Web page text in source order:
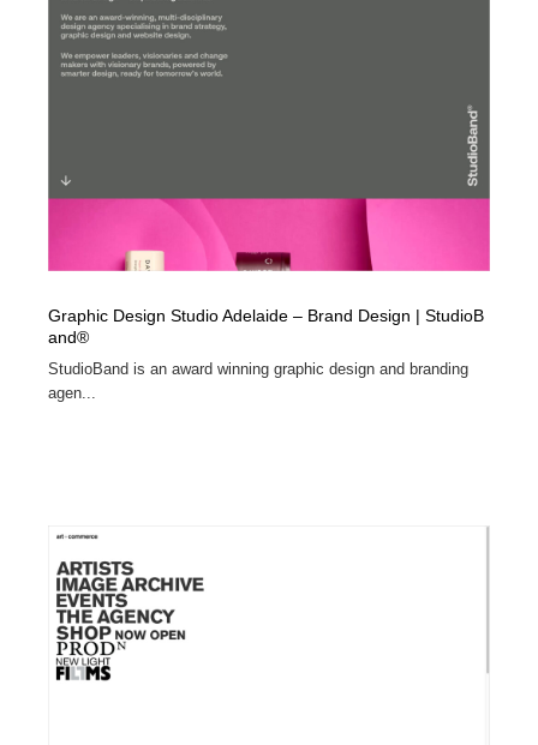
Graphic Design Studio Adelaide – Brand Design | StudioB
and®
StudioBand is an award winning graphic design and branding
agen...